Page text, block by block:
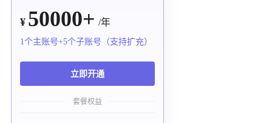
¥ 50000+ /年
1个主账号+5个子账号（支持扩充）
立即开通
套餐权益